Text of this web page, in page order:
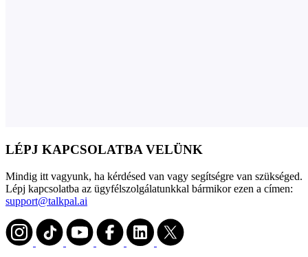
LÉPJ KAPCSOLATBA VELÜNK
Mindig itt vagyunk, ha kérdésed van vagy segítségre van szükséged.
Lépj kapcsolatba az ügyfélszolgálatunkkal bármikor ezen a címen:
support@talkpal.ai